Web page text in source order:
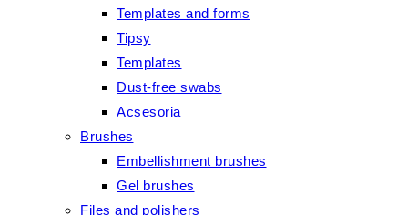
Templates and forms
Tipsy
Templates
Dust-free swabs
Acsesoria
Brushes
Embellishment brushes
Gel brushes
Files and polishers